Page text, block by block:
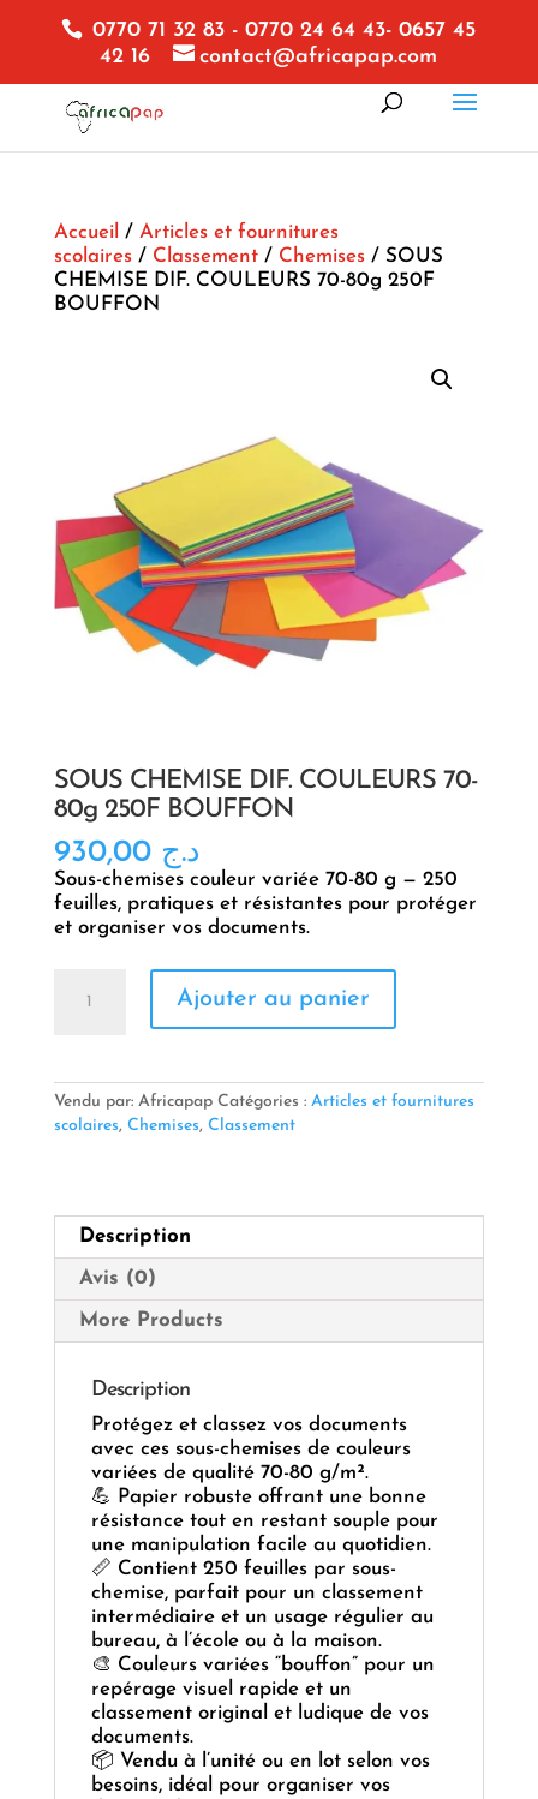
0770 71 32 83 - 0770 24 64 43- 0657 45
42 16
contact@africapap.com
Accueil / Articles et fournitures
scolaires/ Classement/ Chemises/ SOUS
CHEMISE DIF. COULEURS 70-80g 250F
BOUFFON
SOUS CHEMISE DIF. COULEURS 70-
80g 250F BOUFFON
د.ج 930,00
Sous-chemises couleur variée 70-80 g — 250
feuilles, pratiques et résistantes pour protéger
et organiser vos documents.
COULEURS
70-
Ajouter au panier
Vendu par: Africapap Catégories : Articles et fournitures
scolaires, Chemises, Classement
Description
Avis (0)
More Products
Description
Protégez et classez vos documents
avec ces sous-chemises de couleurs
variées de qualité 70-80 g/m².
💪 Papier robuste offrant une bonne
résistance tout en restant souple pour
une manipulation facile au quotidien.
📏 Contient 250 feuilles par sous-
chemise, parfait pour un classement
intermédiaire et un usage régulier au
bureau, à l’école ou à la maison.
🎨 Couleurs variées “bouffon” pour un
repérage visuel rapide et un
classement original et ludique de vos
documents.
📦 Vendu à l’unité ou en lot selon vos
besoins, idéal pour organiser vos